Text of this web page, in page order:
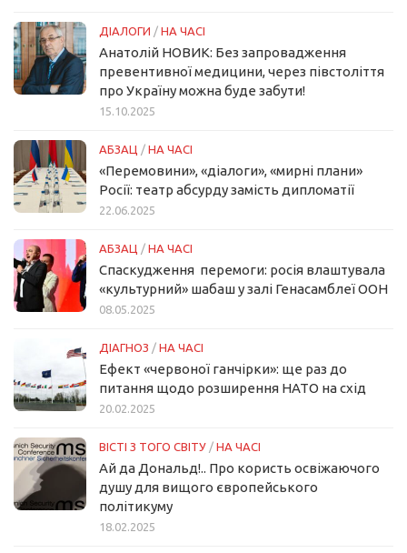
ДІАЛОГИ / НА ЧАСІ
Анатолій НОВИК: Без запровадження
превентивної медицини, через півстоліття
про Україну можна буде забути!
15.10.2025
АБЗАЦ / НА ЧАСІ
«Перемовини», «діалоги», «мирні плани»
Росії: театр абсурду замість дипломатії
22.06.2025
АБЗАЦ / НА ЧАСІ
Спаскудження перемоги: росія влаштувала
«культурний» шабаш у залі Генасамблеї ООН
08.05.2025
ДІАГНОЗ / НА ЧАСІ
Ефект «червоної ганчірки»: ще раз до
питання щодо розширення НАТО на схід
20.02.2025
ВІСТІ З ТОГО СВІТУ / НА ЧАСІ
Ай да Дональд!.. Про користь освіжаючого
душу для вищого європейського
політикуму
18.02.2025